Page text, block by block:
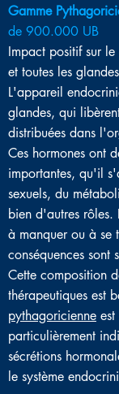
Gamme
de 900.000 UB
Impact positif sur
et toutes les
L'appareil
glandes, qui
distribuées dans
Ces hormones ont
importantes, qu'il
sexuels, du
bien d'autres rôles.
à manquer ou à se
conséquences sont
Cette composition
thérapeutiques est
pythagoricienne
particulièrement
sécrétions
le système